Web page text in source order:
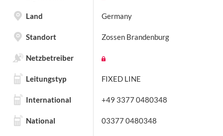
Land Germany
Standort Zossen Brandenburg
Netzbetreiber
Leitungstyp FIXED LINE
International +49 3377 0480348
National 03377 0480348